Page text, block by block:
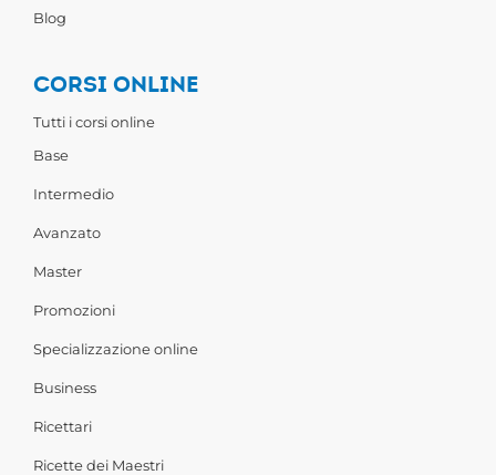
Blog
CORSI ONLINE
Tutti i corsi online
Base
Intermedio
Avanzato
Master
Promozioni
Specializzazione online
Business
Ricettari
Ricette dei Maestri